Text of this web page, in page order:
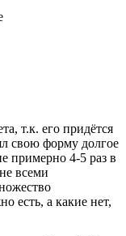
т.к. его придётся
свою форму долгое
примерно 4-5 раз в
всеми
есть, а какие нет,